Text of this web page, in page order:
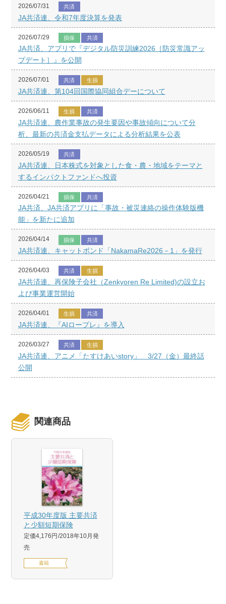
2026/07/31 共済
JA共済連、令和7年度決算を発表
2026/07/29 損保 共済
JA共済、アプリで『デジタル防災訓練2026［防災常識アッ
プデート］』を公開
2026/07/01 共済 生損
JA共済連、第104回国際協同組合デーについて
2026/06/11 生損 共済
JA共済連、農作業事故の発生要因や事故傾向について分
析、最新の共済金支払データによる分析結果を公表
2026/05/19 共済
JA共済連、日本株式を対象とした食・農・地域をテーマと
するインパクトファンドへ投資
2026/04/21 損保 共済
JA共済、JA共済アプリに「事故・被災連絡の操作体験版機
能」を新たに追加
2026/04/14 損保 共済
JA共済連、キャットボンド「NakamaRe2026－1」を発行
2026/04/03 共済 生損
JA共済連、再保険子会社（Zenkyoren Re Limited)の設立お
よび事業運営開始
2026/04/01 生損 共済
JA共済連、『AIロープレ』を導入
2026/03/27 共済 生損
JA共済連、アニメ「たすけあいstory」 3/27（金）最終話
公開
関連商品
平成30年度版 主要共済
と少額短期保険
定価4,176円 2018年10月発
売
書籍